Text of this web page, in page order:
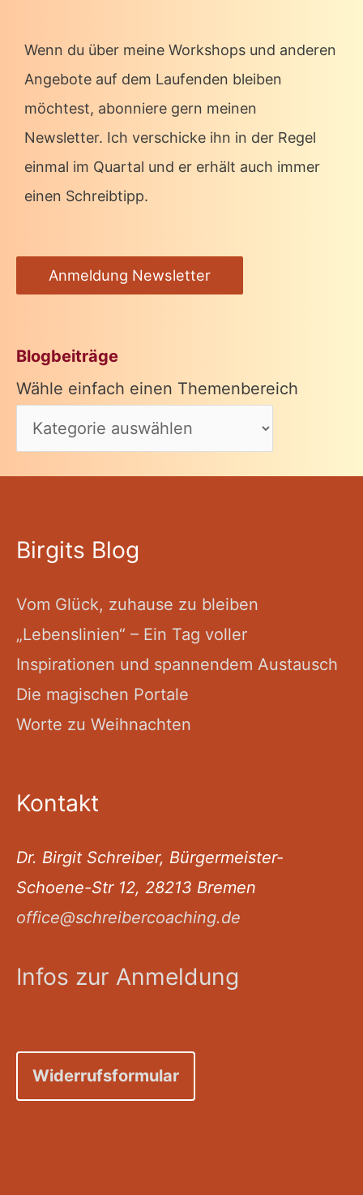
Wenn du über meine Workshops und anderen
Angebote auf dem Laufenden bleiben
möchtest, abonniere gern meinen
Newsletter. Ich verschicke ihn in der Regel
einmal im Quartal und er erhält auch immer
einen Schreibtipp.
Anmeldung Newsletter
Blogbeiträge
Wähle einfach einen Themenbereich
Birgits Blog
Vom Glück, zuhause zu bleiben
„Lebenslinien“ – Ein Tag voller
Inspirationen und spannendem Austausch
Die magischen Portale
Worte zu Weihnachten
Kontakt
Dr. Birgit Schreiber, Bürgermeister-
Schoene-Str 12, 28213 Bremen
office@schreibercoaching.de
Infos zur Anmeldung
Widerrufsformular